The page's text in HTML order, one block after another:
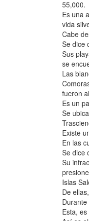
55,000.
Es una
vida
Cabe
Se dice
Sus
se
Las
fueron
Es un
Se
Existe
En las
Se dice
Su
Islas
De
Esta,